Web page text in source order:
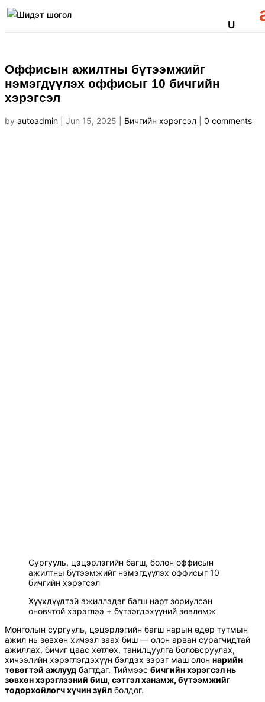
Оффисын ажилтны бүтээмжийг
нэмэгдүүлэх оффисыг 10 бичгийн
хэрэгсэл
by autoadmin Jun 15, 2025 Бичгийн хэрэгсэл 0 comments
Сургууль, цэцэрлэгийн багш, болон оффисын
ажилтны бүтээмжийг нэмэгдүүлэх оффисыг 10
бичгийн хэрэгсэл
Хүүхдүүдтэй ажилладаг багш нарт зориулсан
оновчтой хэрэглээ + бүтээгдэхүүний зөвлөмж
Монголын сургууль, цэцэрлэгийн багш нарын өдөр тутмын
ажил нь зөвхөн хичээл заах биш — олон арван сурагчидтай
ажиллах, бичиг цаас хөтлөх, танилцуулга боловсруулах,
хичээлийн хэрэглэгдэхүүн бэлдэх зэрэг маш олон нарийн
төвөгтэй ажлууд багтдаг. Тиймээс бичгийн хэрэгсэл нь
зөвхөн хэрэглээний биш, сэтгэл ханамж, бүтээмжийг
тодорхойлогч хүчин зүйл болдог.